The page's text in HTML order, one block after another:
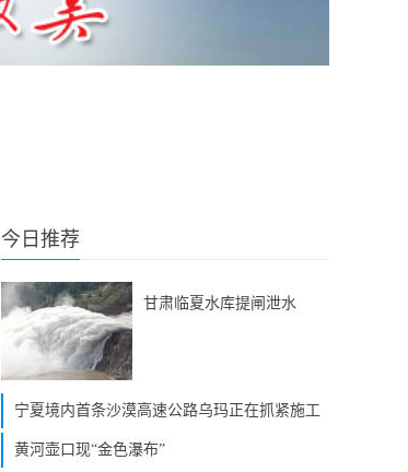
今日推荐
甘肃临夏水库提闸泄水
宁夏境内首条沙漠高速公路乌玛正在抓紧施工
黄河壶口现“金色瀑布”